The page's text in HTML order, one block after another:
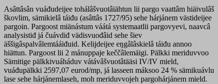
Asâttâsân vuáđudeijee tohálâšvuotâiähtun lii pargo vaattâm hiäivulâš
škovlim, sämikielâ táiđu (asâttâs 1727/95) sehe hárjánem västideijee
pargoin. Pargoost miänástum váátá systemaatlii pargovyevi, naavcâ
analysistiđ já čuávdiđ vädisvuođâid sehe šiev
äššigâspalvâlemtááiđuid. Kelijdeijee eŋgâlâskielâ táiđu annoo
hiättun. Pargoost lii 2 mánuppaje keččâlemäigi. Pälkki meriduvvoo
Sämitige pälkkivuáháduv vátávâšvuotâtääsi IV/IV mield,
vuáđupälkki 2597,07 eurod/mp, já lasseen máksoo 24 % sämikuávlu
lase sehe hárjánemlaseh, moh meriduvvojeh pargohárjánem mield.